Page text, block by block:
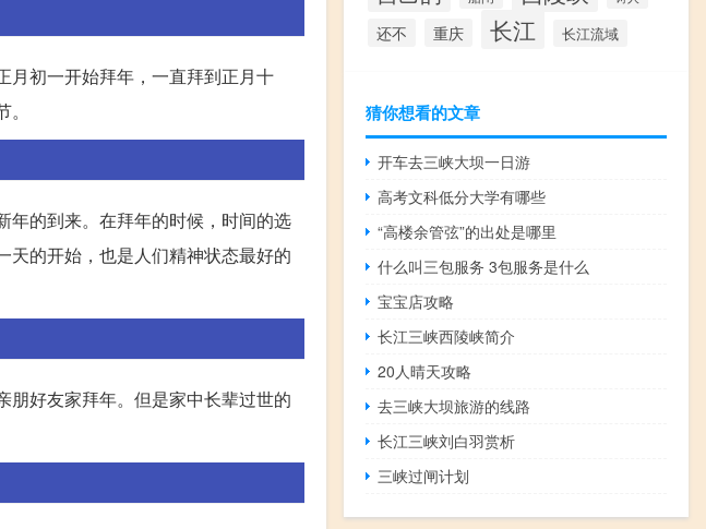
月初一开始拜年，一直拜到正月十
年的到来。在拜年的时候，时间的选
天的开始，也是人们精神状态最好的
朋好友家拜年。但是家中长辈过世的
还不 重庆 长江 长江流域
猜你想看的文章
开车去三峡大坝一日游
高考文科低分大学有哪些
“高楼余管弦”的出处是哪里
什么叫三包服务 3包服务是什么
宝宝店攻略
长江三峡西陵峡简介
20人晴天攻略
去三峡大坝旅游的线路
长江三峡刘白羽赏析
三峡过闸计划